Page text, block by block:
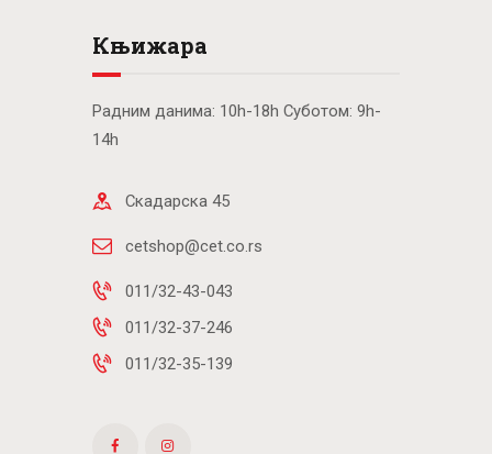
Књижара
Радним данима: 10h-18h Суботом: 9h-
14h
Скадарска 45
cetshop@cet.co.rs
011/32-43-043
011/32-37-246
011/32-35-139